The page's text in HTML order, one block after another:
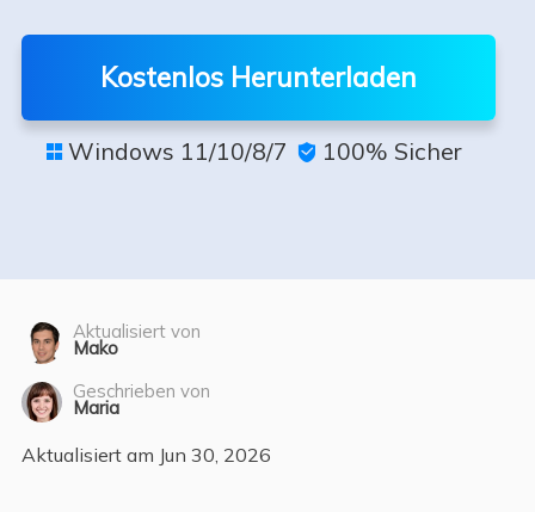
Kostenlos Herunterladen
 Windows 11/10/8/7  100% Sicher
Aktualisiert von
Mako
Geschrieben von
Maria
Aktualisiert am Jun 30, 2026